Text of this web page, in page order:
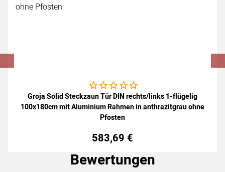
Noch keine Bewertungen abgegeben
Groja Solid Steckzaun Tür DIN rechts/links 1-flügelig
100x180cm mit Aluminium Rahmen in anthrazitgrau ohne
Pfosten
583,69 €
Bewertungen